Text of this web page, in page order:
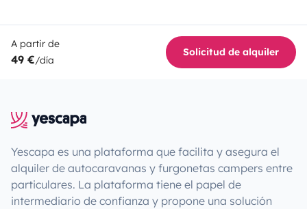
A partir de
49 €/día
Solicitud de alquiler
Yescapa es una plataforma que facilita y asegura el
alquiler de autocaravanas y furgonetas campers entre
particulares. La plataforma tiene el papel de
intermediario de confianza y propone una solución